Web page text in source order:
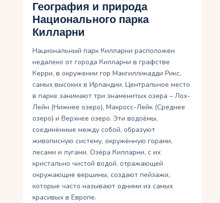
География и природа
Национального парка
Килларни
Национальный парк Килларни расположен
недалеко от города Килларни в графстве
Керри, в окружении гор Макгилликадди Рикс,
самых высоких в Ирландии. Центральное место
в парке занимают три знаменитых озера – Лох-
Лейн (Нижнее озеро), Макросс-Лейк (Среднее
озеро) и Верхнее озеро. Эти водоёмы,
соединённые между собой, образуют
живописную систему, окружённую горами,
лесами и лугами. Озёра Килларни, с их
кристально чистой водой, отражающей
окружающие вершины, создают пейзажи,
которые часто называют одними из самых
красивых в Европе.